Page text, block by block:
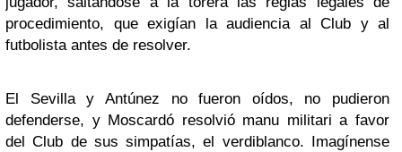
procedimiento, que exigían la audiencia al Club y al
futbolista antes de resolver.
El Sevilla y Antúnez no fueron oídos, no pudieron
defenderse, y Moscardó resolvió manu militari a favor
del Club de sus simpatías, el verdiblanco. Imagínense